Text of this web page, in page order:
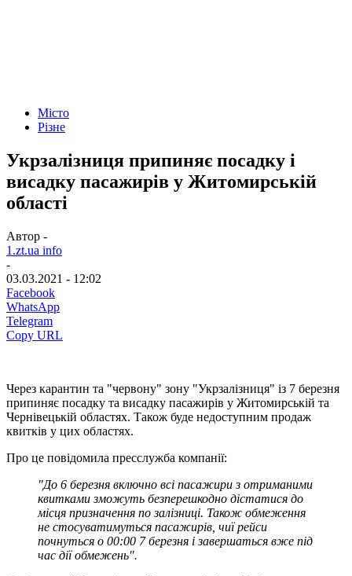
Місто
Різне
Укрзалізниця припиняє посадку і
висадку пасажирів у Житомирській
області
Автор -
1.zt.ua info
-
03.03.2021 - 12:02
Facebook
WhatsApp
Telegram
Copy URL
Через карантин та "червону" зону "Укрзалізниця" із 7 березня
припиняє посадку та висадку пасажирів у Житомирській та
Чернівецькій областях. Також буде недоступним продаж
квитків у цих областях.
Про це повідомила пресслужба компанії:
"До 6 березня включно всі пасажири з отриманими
квитками зможуть безперешкодно дістатися до
місця призначення по залізниці. Також обмеження
не стосуватимуться пасажирів, чиї рейси
почнуться о 00:00 7 березня і завершаться вже під
час дії обмежень".